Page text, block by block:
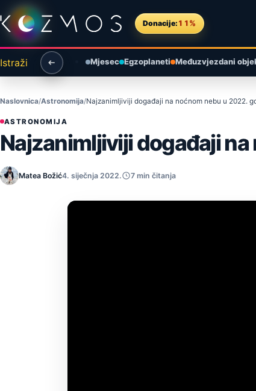
Preskoči na sadržaj
Donacije: 11%
Istraži Mjesec Egzoplaneti Međuzvjezdani
Naslovnica Astronomija Najzanimljiviji događaji na noćnom nebu u 2022.
ASTRONOMIJA
Najzanimljiviji događaji
Matea Božić4. siječnja 2022. 7 min čitanja